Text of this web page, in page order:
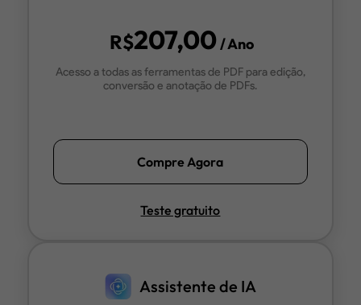
R$207,00/ Ano
Acesso a todas as ferramentas de PDF para edição,
conversão e anotação de PDFs.
Compre Agora
Teste gratuito
Assistente de IA